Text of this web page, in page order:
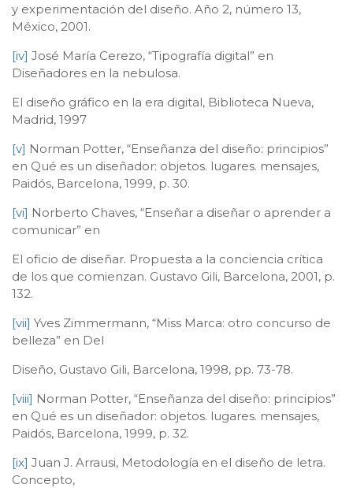
y experimentación del diseño. Año 2, número 13,
México, 2001.
[iv] José María Cerezo, “Tipografía digital” en
Diseñadores en la nebulosa.
El diseño gráfico en la era digital, Biblioteca Nueva,
Madrid, 1997
[v] Norman Potter, “Enseñanza del diseño: principios”
en Qué es un diseñador: objetos. lugares. mensajes,
Paidós, Barcelona, 1999, p. 30.
[vi] Norberto Chaves, “Enseñar a diseñar o aprender a
comunicar” en
El oficio de diseñar. Propuesta a la conciencia crítica
de los que comienzan. Gustavo Gili, Barcelona, 2001, p.
132.
[vii] Yves Zimmermann, “Miss Marca: otro concurso de
belleza” en Del
Diseño, Gustavo Gili, Barcelona, 1998, pp. 73-78.
[viii] Norman Potter, “Enseñanza del diseño: principios”
en Qué es un diseñador: objetos. lugares. mensajes,
Paidós, Barcelona, 1999, p. 32.
[ix] Juan J. Arrausi, Metodología en el diseño de letra.
Concepto,